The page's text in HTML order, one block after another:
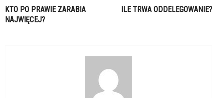
KTO PO PRAWIE ZARABIA
NAJWIĘCEJ?
ILE TRWA ODDELEGOWANIE?